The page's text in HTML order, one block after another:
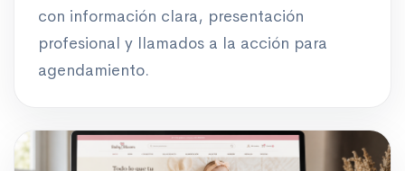
con información clara, presentación
profesional y llamados a la acción para
agendamiento.